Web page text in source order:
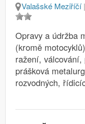
Valašské Meziříčí|
Opravy a údržba
(kromě
ražení, válcování,
prášková
rozvodných,